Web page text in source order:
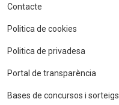
Contacte
Politica de cookies
Politica de privadesa
Portal de transparència
Bases de concursos i sorteigs